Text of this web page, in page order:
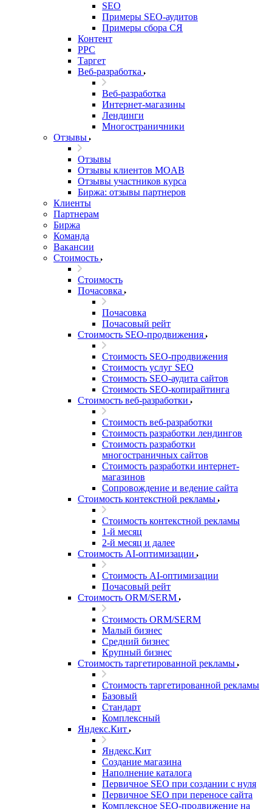
SEO
Примеры SEO-аудитов
Примеры сбора СЯ
Контент
PPC
Таргет
Веб-разработка
Веб-разработка
Интернет-магазины
Лендинги
Многостраничники
Отзывы
Отзывы
Отзывы клиентов MOAB
Отзывы участников курса
Биржа: отзывы партнеров
Клиенты
Партнерам
Биржа
Команда
Вакансии
Стоимость
Стоимость
Почасовка
Почасовка
Почасовый рейт
Стоимость SEO-продвижения
Стоимость SEO-продвижения
Стоимость услуг SEO
Стоимость SEO-аудита сайтов
Стоимость SEO-копирайтинга
Стоимость веб-разработки
Стоимость веб-разработки
Стоимость разработки лендингов
Стоимость разработки
многостраничных сайтов
Стоимость разработки интернет-
магазинов
Сопровождение и ведение сайта
Стоимость контекстной рекламы
Стоимость контекстной рекламы
1-й месяц
2-й месяц и далее
Стоимость AI-оптимизации
Стоимость AI-оптимизации
Почасовый рейт
Стоимость ORM/SERM
Стоимость ORM/SERM
Малый бизнес
Средний бизнес
Крупный бизнес
Стоимость таргетированной рекламы
Стоимость таргетированной рекламы
Базовый
Стандарт
Комплексный
Яндекс.Кит
Яндекс.Кит
Создание магазина
Наполнение каталога
Первичное SEO при создании с нуля
Первичное SEO при переносе сайта
Комплексное SEO-продвижение на